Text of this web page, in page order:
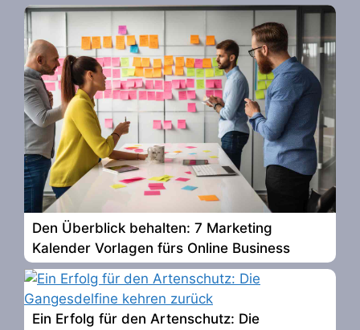
Den Überblick behalten: 7 Marketing
Kalender Vorlagen fürs Online Business
Ein Erfolg für den Artenschutz: Die